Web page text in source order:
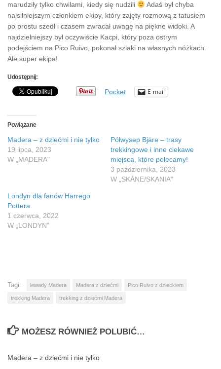
marudziły tylko chwilami, kiedy się nudzili
Adaś był chyba
najsilniejszym członkiem ekipy, który zajęty rozmową z tatusiem
po prostu szedł i czasem zwracał uwagę na piękne widoki. A
najdzielniejszy był oczywiście Kacpi, który poza ostrym
podejściem na Pico Ruivo, pokonał szlaki na własnych nóżkach.
Ale super ekipa!
Udostępnij:
Pocket E-mail
Powiązane
Madera – z dziećmi i nie tylko
19 lipca, 2023
W „MADERA"
Półwysep Bjäre – trasy
trekkingowe i inne ciekawe
miejsca, które polecamy!
3 października, 2023
W „SKÅNE/SKANIA"
Londyn dla fanów Harrego
Pottera
1 czerwca, 2022
W „LONDYN"
Tagi: lewady Madera Madera z dziećmi Pico Ruivo z dzieckiem
trekking Madera trekking z dziećmi Madera
MOŻESZ RÓWNIEŻ POLUBIĆ…
Madera – z dziećmi i nie tylko